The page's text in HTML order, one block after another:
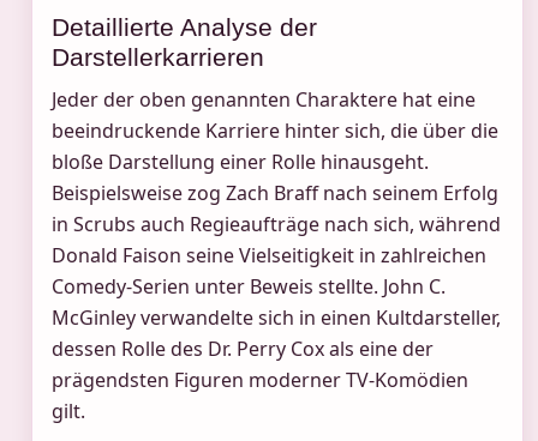
Detaillierte Analyse der
Darstellerkarrieren
Jeder der oben genannten Charaktere hat eine
beeindruckende Karriere hinter sich, die über die
bloße Darstellung einer Rolle hinausgeht.
Beispielsweise zog Zach Braff nach seinem Erfolg
in Scrubs auch Regieaufträge nach sich, während
Donald Faison seine Vielseitigkeit in zahlreichen
Comedy-Serien unter Beweis stellte. John C.
McGinley verwandelte sich in einen Kultdarsteller,
dessen Rolle des Dr. Perry Cox als eine der
prägendsten Figuren moderner TV-Komödien
gilt.